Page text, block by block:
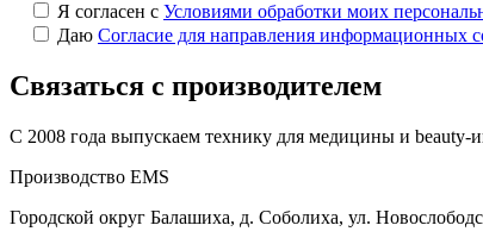
Я согласен с Условиями обработки моих
Даю Согласие для направления информационных
Связаться с производителем
С 2008 года выпускаем технику для медицины и beauty-
Производство EMS
Городской округ Балашиха, д. Соболиха, ул.